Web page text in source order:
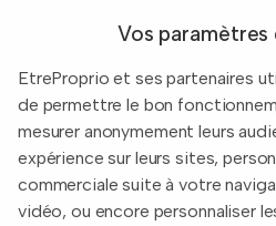
Informations
Conditions
Vos paramètres
EtreProprio et ses partenaires
de permettre le bon
mesurer anonymement leurs
expérience sur leurs sites,
commerciale suite à votre
vidéo, ou encore personnaliser